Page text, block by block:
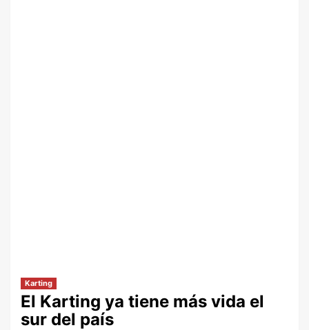
Karting
El Karting ya tiene más vida el
sur del país